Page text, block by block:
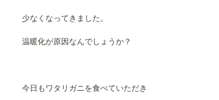
少なくなってきました。
温暖化が原因なんでしょうか？
今日もワタリガニを食べていただき